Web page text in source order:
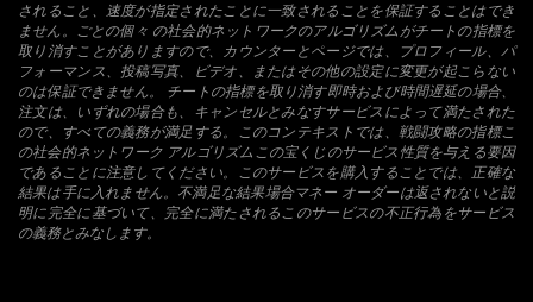
されること、速度が指定されたことに一致されることを保証することはでき
ません。ごとの個々 の社会的ネットワークのアルゴリズムがチートの指標を
取り消すことがありますので、カウンターとページでは、プロフィール、パ
フォーマンス、投稿写真、ビデオ、またはその他の設定に変更が起こらない
のは保証できません。 チートの指標を取り消す即時および時間遅延の場合、
注文は、いずれの場合も、キャンセルとみなすサービスによって満たされた
ので、すべての義務が満足する。このコンテキストでは、戦闘攻略の指標こ
の社会的ネットワーク アルゴリズムこの宝くじのサービス性質を与える要因
であることに注意してください。このサービスを購入することでは、正確な
結果は手に入れません。不満足な結果場合マネー オーダーは返されないと説
明に完全に基づいて、完全に満たされるこのサービスの不正行為をサービス
の義務とみなします。